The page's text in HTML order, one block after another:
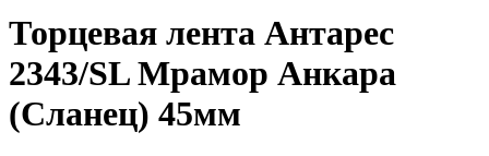
Торцевая лента Антарес
2343/SL Мрамор Анкара
(Сланец) 45мм